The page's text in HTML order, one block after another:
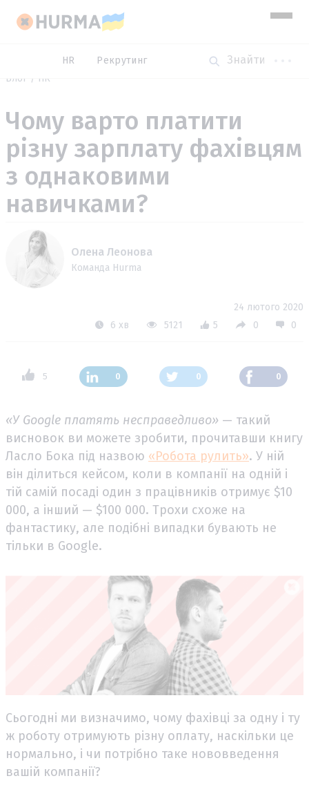
HR
Рекрутинг
Блог
HR
Чому варто платити
різну зарплату фахівцям
з однаковими
навичками?
Олена Леонова
Команда Hurma
24 лютого 2020
6 хв
5121 5 0 0
5 0 0 0
«У Google платять несправедливо» — такий
висновок ви можете зробити, прочитавши книгу
Лаcло Бока під назвою «Робота рулить». У ній
він ділиться кейсом, коли в компанії на одній і
тій самій посаді один з працівників отримує $10
000, а інший — $100 000. Трохи схоже на
фантастику, але подібні випадки бувають не
тільки в Google.
Сьогодні ми визначимо, чому фахівці за одну і ту
ж роботу отримують різну оплату, наскільки це
нормально, і чи потрібно таке нововведення
вашій компанії?